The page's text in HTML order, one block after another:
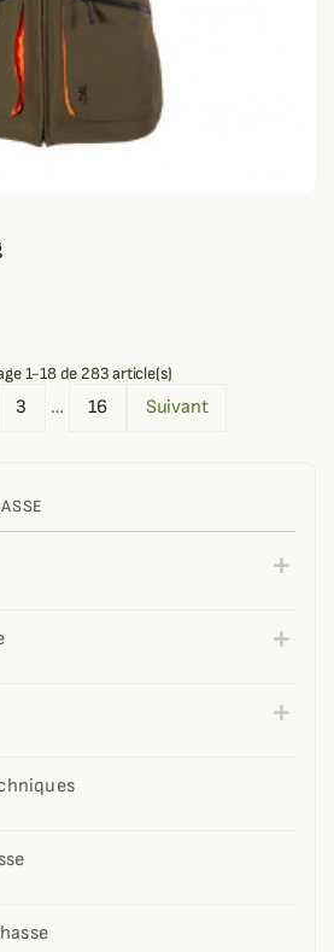
1-18 de 283 article(s)
3 … 16 Suivant